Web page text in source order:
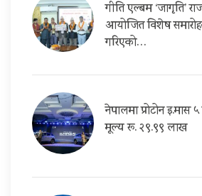
गीति एल्बम ‘जागृति’
आयोजित विशेष
गरिएको…
नेपालमा प्रोटोन इ.मास
मूल्य रू. २९.९९ लाख